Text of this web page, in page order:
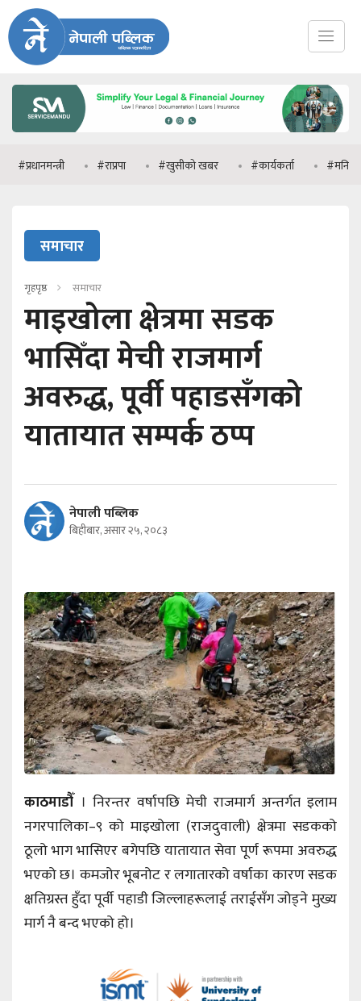
#राप्रपा #खुसीको खबर #कार्यकर्ता #मनिष झा
समाचार
गृहपृष्ठ समाचार
माइखोला क्षेत्रमा सडक
भासिँदा मेची राजमार्ग
अवरुद्ध, पूर्वी पहाडसँगको
यातायात सम्पर्क ठप्प
नेपाली पब्लिक
बिहीबार, असार २५, २०८३
काठमाडौँ । निरन्तर वर्षापछि मेची राजमार्ग अन्तर्गत इलाम
नगरपालिका–९ को माइखोला (राजदुवाली) क्षेत्रमा सडकको
ठूलो भाग भासिएर बगेपछि यातायात सेवा पूर्ण रूपमा अवरुद्ध
भएको छ। कमजोर भूबनोट र लगातारको वर्षाका कारण सडक
क्षतिग्रस्त हुँदा पूर्वी पहाडी जिल्लाहरूलाई तराईसँग जोड्ने मुख्य
मार्ग नै बन्द भएको हो।